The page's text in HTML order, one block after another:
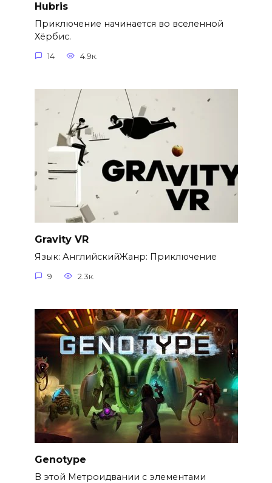
Hubris
Приключение начинается во вселенной
Хёрбис.
14 4.9к.
Gravity VR
Язык: АнглийскийЖанр: Приключение
9 2.3к.
Genotype
В этой Метроидвании с элементами